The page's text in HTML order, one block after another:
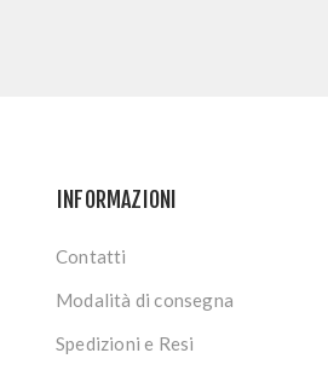
INFORMAZIONI
Contatti
Modalità di consegna
Spedizioni e Resi